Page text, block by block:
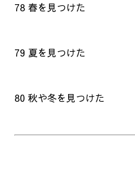
78 春を見つけた
79 夏を見つけた
80 秋や冬を見つけた